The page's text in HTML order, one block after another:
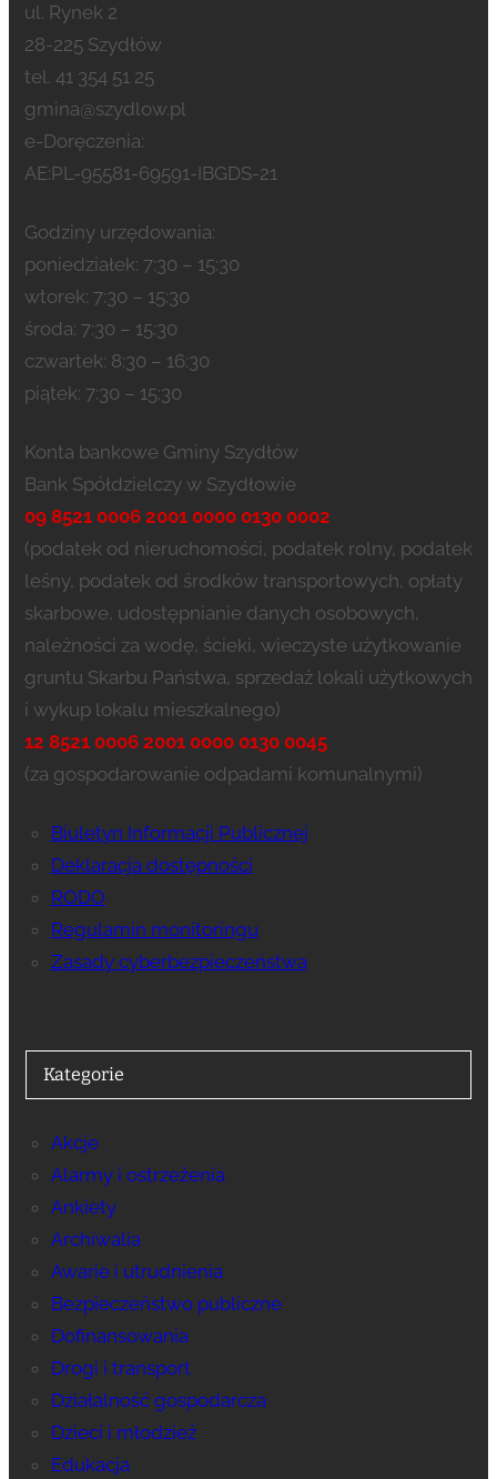
ul. Rynek 2
28-225 Szydłów
tel. 41 354 51 25
gmina@szydlow.pl
e-Doręczenia:
AE:PL-95581-69591-IBGDS-21
Godziny urzędowania:
poniedziałek: 7:30 – 15:30
wtorek: 7:30 – 15:30
środa: 7:30 – 15:30
czwartek: 8:30 – 16:30
piątek: 7:30 – 15:30
Konta bankowe Gminy Szydłów
Bank Spółdzielczy w Szydłowie
09 8521 0006 2001 0000 0130 0002
(podatek od nieruchomości, podatek rolny, podatek
leśny, podatek od środków transportowych, opłaty
skarbowe, udostępnianie danych osobowych,
należności za wodę, ścieki, wieczyste użytkowanie
gruntu Skarbu Państwa, sprzedaż lokali użytkowych
i wykup lokalu mieszkalnego)
12 8521 0006 2001 0000 0130 0045
(za gospodarowanie odpadami komunalnymi)
Biuletyn Informacji Publicznej
Deklaracja dostępności
RODO
Regulamin monitoringu
Zasady cyberbezpieczeństwa
Kategorie
Akcje
Alarmy i ostrzeżenia
Ankiety
Archiwalia
Awarie i utrudnienia
Bezpieczeństwo publiczne
Dofinansowania
Drogi i transport
Działalność gospodarcza
Dzieci i młodzież
Edukacja